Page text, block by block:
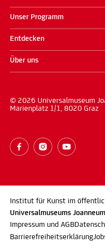
Unser Programm
Entdecken
Über uns
© 2026 Universalmuseum
Marienplatz 1/1, 8020 Graz
Institut für Kunst im
Universalmuseums Joanneum
Impressum und AGB
Barrierefreiheitserklärung